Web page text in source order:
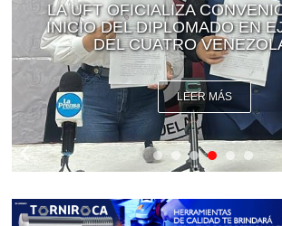
LA UFT OFICIALIZA
INICIO DEL DIPLOMADO EN
DEL CUATRO
LEER MÁS